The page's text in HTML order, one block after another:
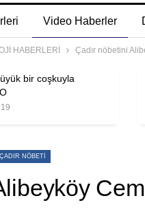
Video Haberler
HABERLERİ Çadır nöbetini
bir coşkuyla
ÇADIR NÖBETI